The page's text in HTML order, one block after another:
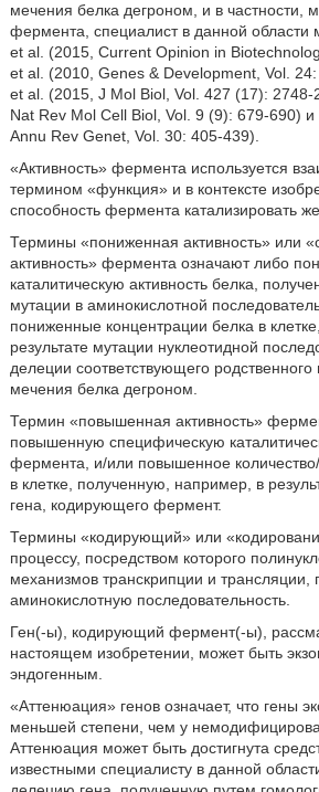
мечения белка дегроном, и в частности,
фермента, специалист в данной области
et al. (2015, Current Opinion in
et al. (2010, Genes & Development, Vol.
et al. (2015, J Mol Biol, Vol. 427 (17): 2748-
Nat Rev Mol Cell Biol, Vol. 9 (9): 679-690) и
Annu Rev Genet, Vol. 30: 405-439).
«Активность» фермента используется
термином «функция» и в контексте
способность фермента катализировать
Термины «пониженная активность» или
активность» фермента означают либо
каталитическую активность белка,
мутации в аминокислотной
пониженные концентрации белка в
результате мутации нуклеотидной
делеции соответствующего родственного
мечения белка дегроном.
Термин «повышенная активность»
повышенную специфическую
фермента, и/или повышенное
в клетке, полученную, например, в
гена, кодирующего фермент.
Термины «кодирующий» или
процессу, посредством которого
механизмов транскрипции и трансляции,
аминокислотную последовательность.
Ген(-ы), кодирующий фермент(-ы),
настоящем изобретении, может быть
эндогенным.
«Аттенюация» генов означает, что гены
меньшей степени, чем у
Аттенюация может быть достигнута
известными специалисту в данной